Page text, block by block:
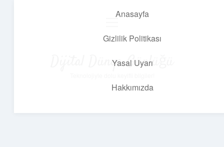
Anasayfa
Gizlilik Politikası
Yasal Uyarı
Hakkımızda
Dijital Dünya Günlüğü